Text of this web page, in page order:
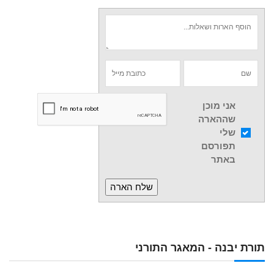
תורת יבנה - המאגר התורני
אני מוכן
שההארה
שלי
תפורסם
באתר